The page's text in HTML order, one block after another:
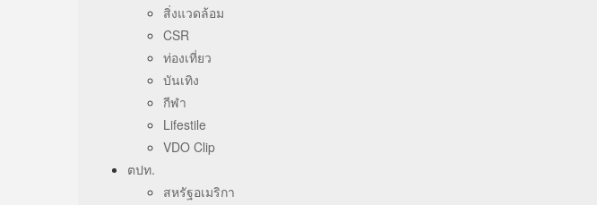
สิ่งแวดล้อม
CSR
ท่องเที่ยว
บันเทิง
กีฬา
Lifestile
VDO Clip
ตปท.
สหรัฐอเมริกา